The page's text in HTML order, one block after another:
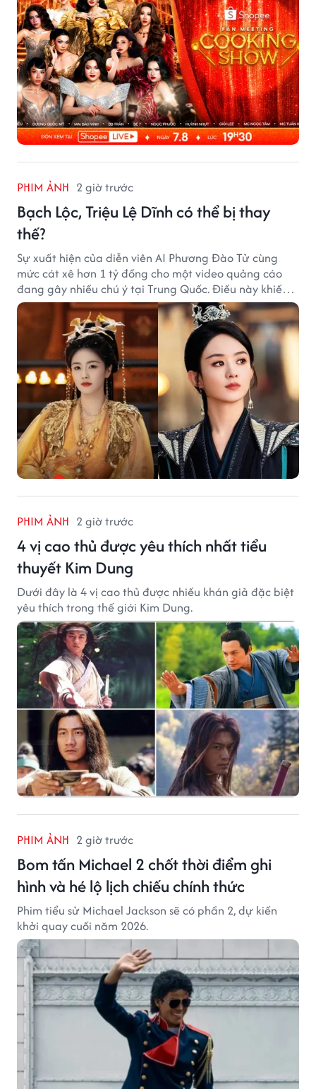
PHIM ẢNH 2 giờ trước
Bạch Lộc, Triệu Lệ Dĩnh có thể bị thay
thế?
Sự xuất hiện của diễn viên AI Phương Đào Tử cùng
mức cát xê hơn 1 tỷ đồng cho một video quảng cáo
đang gây nhiều chú ý tại Trung Quốc. Điều này khiến
không ít người đặt câu hỏi liệu những ngôi sao hàng
đầu như Bạch Lộc, Triệu Lệ Dĩnh có thể bị thay thế
trong tương lai.
PHIM ẢNH 2 giờ trước
4 vị cao thủ được yêu thích nhất tiểu
thuyết Kim Dung
Dưới đây là 4 vị cao thủ được nhiều khán giả đặc biệt
yêu thích trong thế giới Kim Dung.
PHIM ẢNH 2 giờ trước
Bom tấn Michael 2 chốt thời điểm ghi
hình và hé lộ lịch chiếu chính thức
Phim tiểu sử Michael Jackson sẽ có phần 2, dự kiến
khởi quay cuối năm 2026.